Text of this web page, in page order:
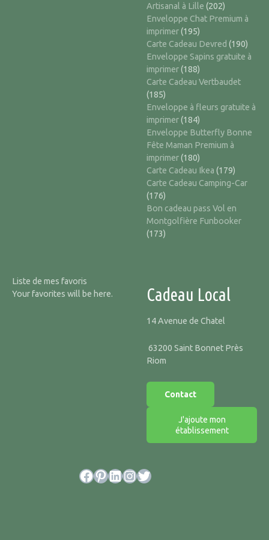
Artisanal à Lille (202)
Enveloppe Chat Premium à
imprimer(195)
Carte Cadeau Devred (190)
Enveloppe Sapins gratuite à
imprimer(188)
Carte Cadeau Vertbaudet
(185)
Enveloppe à fleurs gratuite à
imprimer(184)
Enveloppe Butterfly Bonne
Fête Maman Premium à
imprimer(180)
Carte Cadeau Ikea (179)
Carte Cadeau Camping-Car
(176)
Bon cadeau pass Vol en
Montgolfière Funbooker
(173)
Liste de mes favoris
Your favorites will be here.
Cadeau Local
14 Avenue de Chatel
63200 Saint Bonnet Près
Riom
Contact
J'ajoute mon
établissement
Facebook Pinterest LinkedIn InstagramTwitter